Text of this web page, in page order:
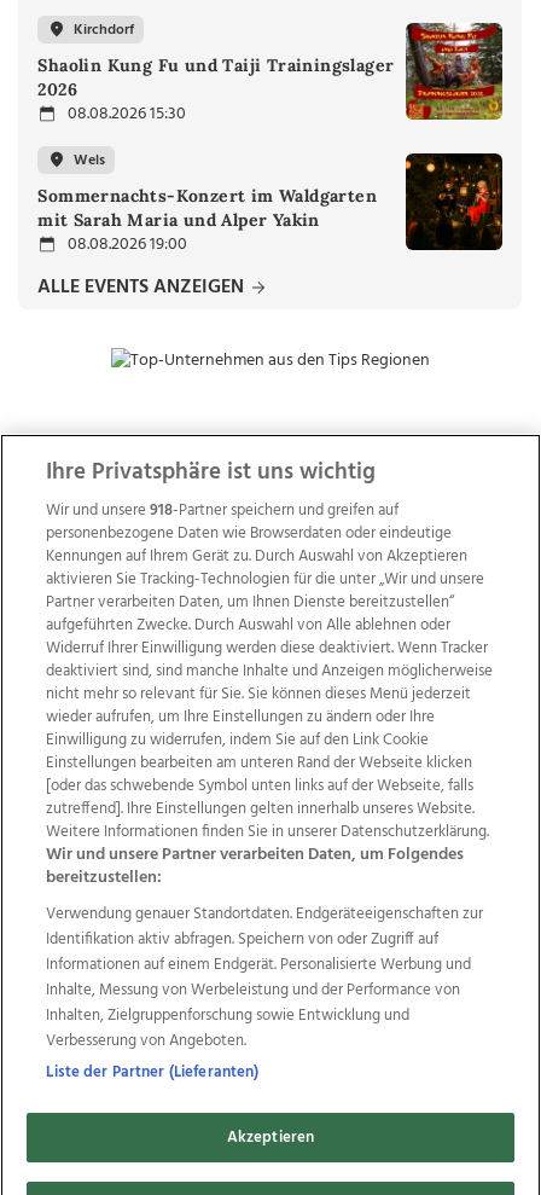
Kirchdorf
Shaolin Kung Fu und Taiji Trainingslager
2026
08.08.2026 15:30
Wels
Sommernachts-Konzert im Waldgarten
mit Sarah Maria und Alper Yakin
08.08.2026 19:00
ALLE EVENTS ANZEIGEN
ZUR NACHRICHTENÜBERSICHT
Wir über uns Mediadaten Kontakt
Jobs
Datenschutz
Impressum
AGB Anzeigekunden
AGB Website
Ehrenkodex Politische Werbung
Weitere Angebote des Medienhauses Wimmer
TV1 di-mog-i.at OÖNow
Ischler Woche
Life Radio
OÖNachrichten
OÖN Immobilien
OÖN Karriere
OÖN Reise
Promenaden Galerien
Regionaljobs
wasistlos.at
Copyrights © 2026 Tips Zeitungs GmbH & Co KG
Ihre Privatsphäre ist uns wichtig
Wir und unsere918-Partner speichern und greifen auf
personenbezogene Daten wie Browserdaten oder eindeutige
Kennungen auf Ihrem Gerät zu. Durch Auswahl von Akzeptieren
aktivieren Sie Tracking-Technologien für die unter „Wir und unsere
Partner verarbeiten Daten, um Ihnen Dienste bereitzustellen“
aufgeführten Zwecke. Durch Auswahl von Alle ablehnen oder
Widerruf Ihrer Einwilligung werden diese deaktiviert. Wenn Tracker
deaktiviert sind, sind manche Inhalte und Anzeigen möglicherweise
nicht mehr so relevant für Sie. Sie können dieses Menü jederzeit
wieder aufrufen, um Ihre Einstellungen zu ändern oder Ihre
Einwilligung zu widerrufen, indem Sie auf den Link Cookie
Einstellungen bearbeiten am unteren Rand der Webseite klicken
[oder das schwebende Symbol unten links auf der Webseite, falls
zutreffend]. Ihre Einstellungen gelten innerhalb unseres Website.
Weitere Informationen finden Sie in unserer Datenschutzerklärung.
Wir und unsere Partner verarbeiten Daten, um Folgendes
bereitzustellen:
Verwendung genauer Standortdaten. Endgeräteeigenschaften zur
Identifikation aktiv abfragen. Speichern von oder Zugriff auf
Informationen auf einem Endgerät. Personalisierte Werbung und
Inhalte, Messung von Werbeleistung und der Performance von
Inhalten, Zielgruppenforschung sowie Entwicklung und
Verbesserung von Angeboten.
Liste der Partner (Lieferanten)
Akzeptieren